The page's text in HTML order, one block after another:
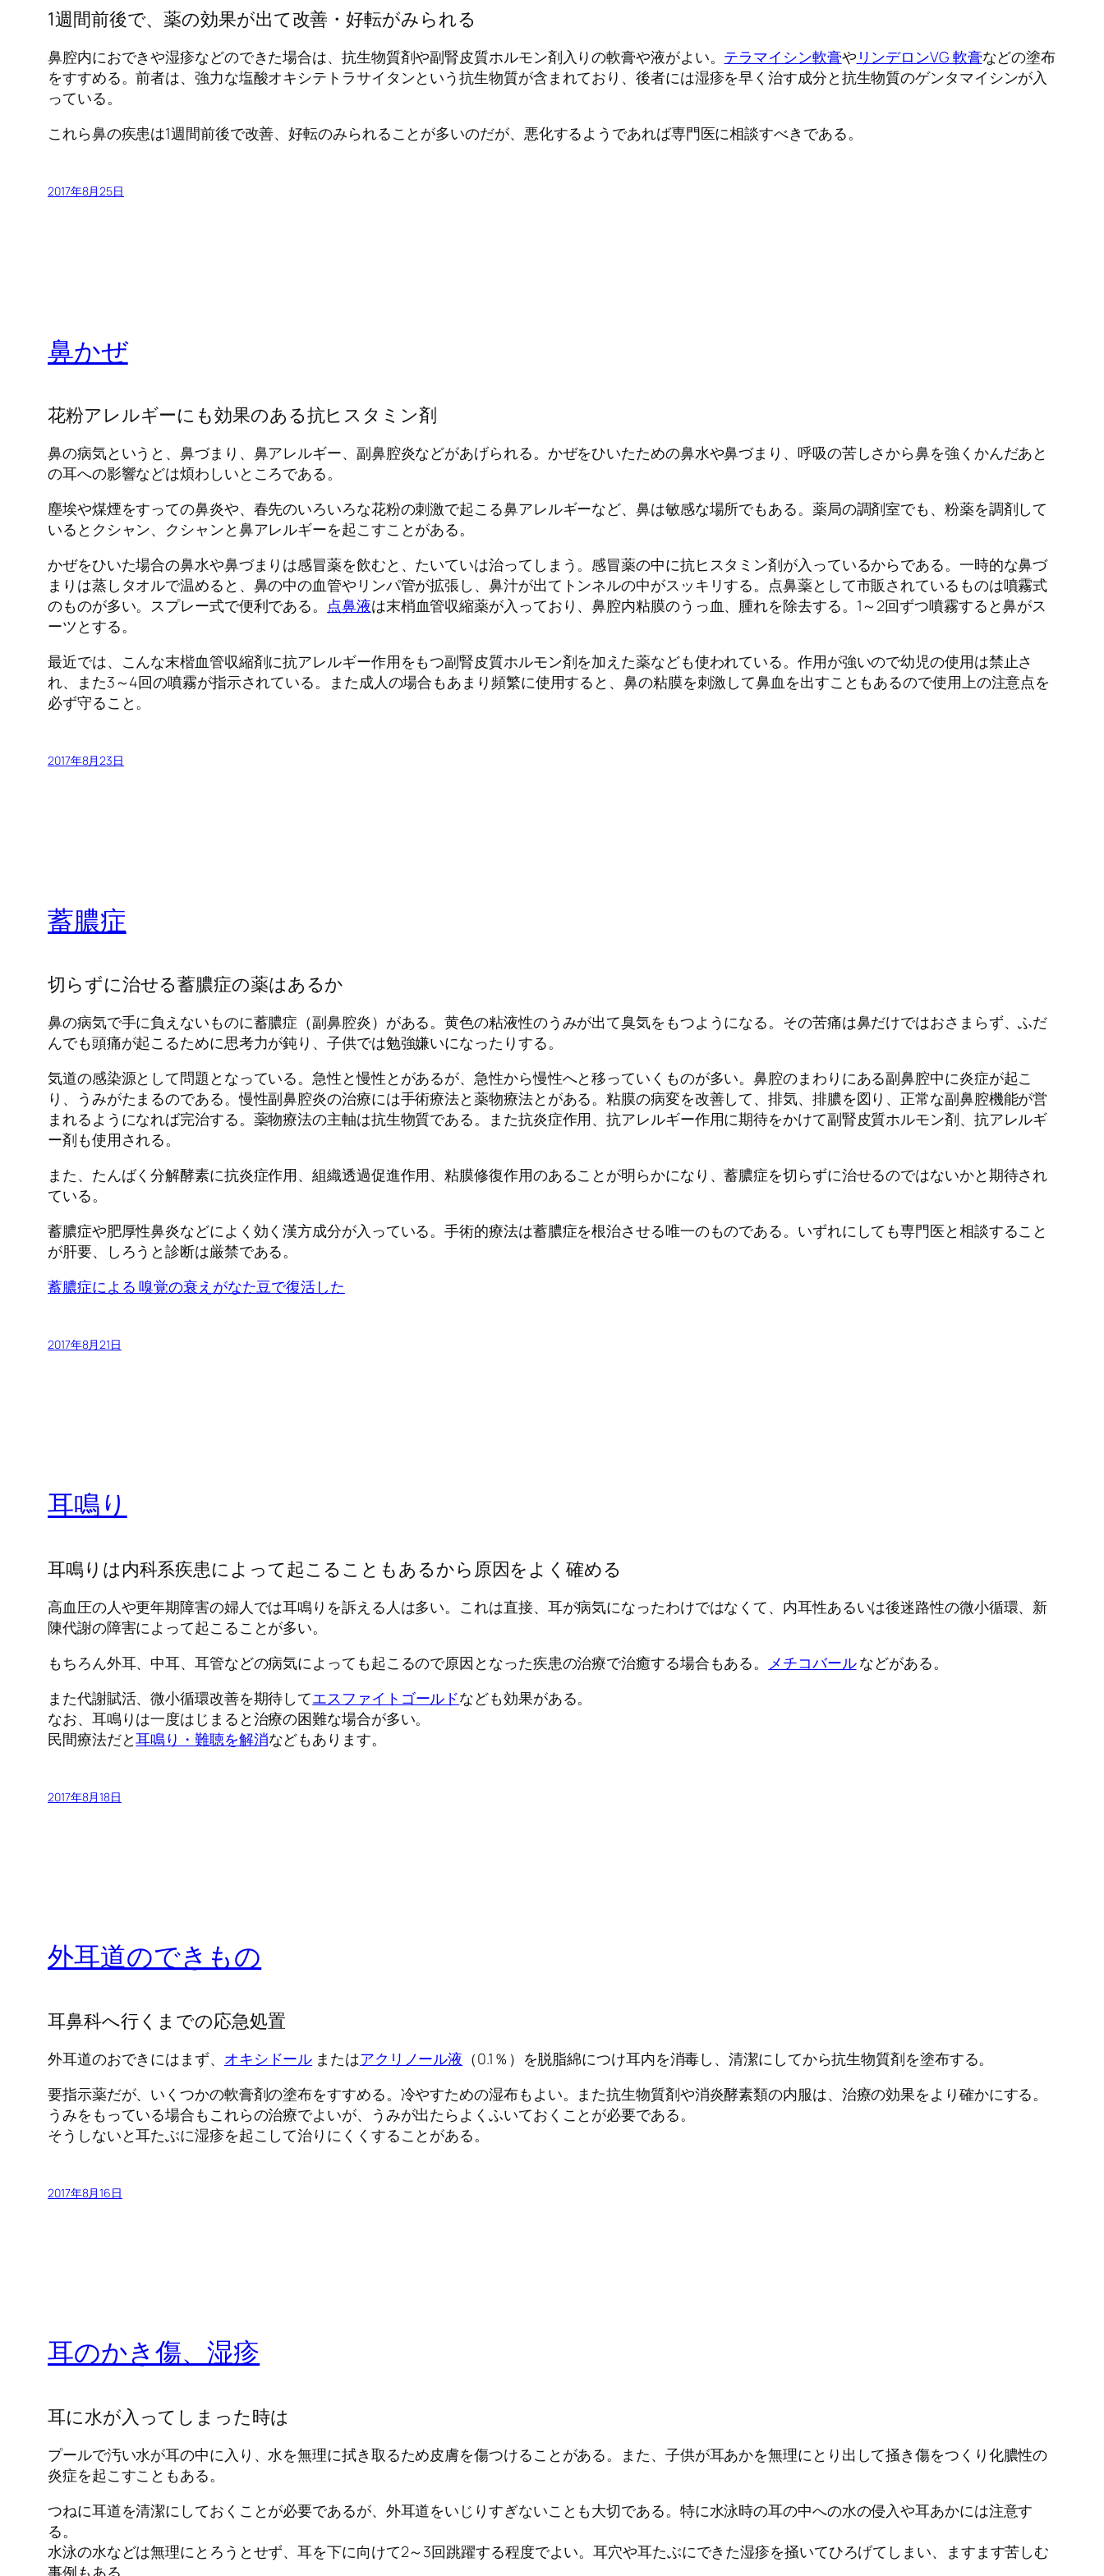
1週間前後で、薬の効果が出て改善・好転がみられる
鼻腔内におできや湿疹などのできた場合は、抗生物質剤や副腎皮質ホルモン剤入りの軟膏や液がよい。 テラマイシン軟膏や リンデロンVG 軟膏などの塗布
をすすめる。前者は、強力な塩酸オキシテトラサイタンという抗生物質が含まれており、後者には湿疹を早く治す成分と抗生物質のゲンタマイシンが入
っている。
これら鼻の疾患は1週間前後で改善、好転のみられることが多いのだが、悪化するようであれば専門医に相談すべきである。
2017年8月25日
鼻かぜ
花粉アレルギーにも効果のある抗ヒスタミン剤
鼻の病気というと、鼻づまり、鼻アレルギー、副鼻腔炎などがあげられる。かぜをひいたための鼻水や鼻づまり、呼吸の苦しさから鼻を強くかんだあと
の耳への影響などは煩わしいところである。
塵埃や煤煙をすっての鼻炎や、春先のいろいろな花粉の刺激で起こる鼻アレルギーなど、鼻は敏感な場所でもある。薬局の調剤室でも、粉薬を調剤して
いるとクシャン、クシャンと鼻アレルギーを起こすことがある。
かぜをひいた場合の鼻水や鼻づまりは感冒薬を飲むと、たいていは治ってしまう。感冒薬の中に抗ヒスタミン剤が入っているからである。一時的な鼻づ
まりは蒸しタオルで温めると、鼻の中の血管やリンパ管が拡張し、鼻汁が出てトンネルの中がスッキリする。点鼻薬として市販されているものは噴霧式
のものが多い。スプレー式で便利である。 点鼻液は末梢血管収縮薬が入っており、鼻腔内粘膜のうっ血、腫れを除去する。1～2回ずつ噴霧すると鼻がス
ーツとする。
最近では、こんな末楷血管収縮剤に抗アレルギー作用をもつ副腎皮質ホルモン剤を加えた薬なども使われている。作用が強いので幼児の使用は禁止さ
れ、また3～4回の噴霧が指示されている。また成人の場合もあまり頻繁に使用すると、鼻の粘膜を刺激して鼻血を出すこともあるので使用上の注意点を
必ず守ること。
2017年8月23日
蓄膿症
切らずに治せる蓄膿症の薬はあるか
鼻の病気で手に負えないものに蓄膿症（副鼻腔炎）がある。黄色の粘液性のうみが出て臭気をもつようになる。その苦痛は鼻だけではおさまらず、ふだ
んでも頭痛が起こるために思考力が鈍り、子供では勉強嫌いになったりする。
気道の感染源として問題となっている。急性と慢性とがあるが、急性から慢性へと移っていくものが多い。鼻腔のまわりにある副鼻腔中に炎症が起こ
り、うみがたまるのである。慢性副鼻腔炎の治療には手術療法と薬物療法とがある。粘膜の病変を改善して、排気、排膿を図り、正常な副鼻腔機能が営
まれるようになれば完治する。薬物療法の主軸は抗生物質である。また抗炎症作用、抗アレルギー作用に期待をかけて副腎皮質ホルモン剤、抗アレルギ
ー剤も使用される。
また、たんばく分解酵素に抗炎症作用、組織透過促進作用、粘膜修復作用のあることが明らかになり、蓄膿症を切らずに治せるのではないかと期待され
ている。
蓄膿症や肥厚性鼻炎などによく効く漢方成分が入っている。手術的療法は蓄膿症を根治させる唯一のものである。いずれにしても専門医と相談すること
が肝要、しろうと診断は厳禁である。
蓄膿症による 嗅覚の衰えがなた豆で復活した
2017年8月21日
耳鳴り
耳鳴りは内科系疾患によって起こることもあるから原因をよく確める
高血圧の人や更年期障害の婦人では耳鳴りを訴える人は多い。これは直接、耳が病気になったわけではなくて、内耳性あるいは後迷路性の微小循環、新
陳代謝の障害によって起こることが多い。
もちろん外耳、中耳、耳管などの病気によっても起こるので原因となった疾患の治療で治癒する場合もある。
メチコバールなどがある。
また代謝賦活、微小循環改善を期待してエスファイトゴールドなども効果がある。
なお、耳鳴りは一度はじまると治療の困難な場合が多い。
民間療法だと耳鳴り・難聴を解消などもあります。
2017年8月18日
外耳道のできもの
耳鼻科へ行くまでの応急処置
外耳道のおできにはまず、 オキシドール またはアクリノール液 （0.1％）を脱脂綿につけ耳内を消毒し、清潔にしてから抗生物質剤を塗布する。
要指示薬だが、いくつかの軟膏剤の塗布をすすめる。冷やすための湿布もよい。また抗生物質剤や消炎酵素類の内服は、治療の効果をより確かにする。
うみをもっている場合もこれらの治療でよいが、うみが出たらよくふいておくことが必要である。
そうしないと耳たぶに湿疹を起こして治りにくくすることがある。
2017年8月16日
耳のかき傷、湿疹
耳に水が入ってしまった時は
プールで汚い水が耳の中に入り、水を無理に拭き取るため皮膚を傷つけることがある。また、子供が耳あかを無理にとり出して掻き傷をつくり化膿性の
炎症を起こすこともある。
つねに耳道を清潔にしておくことが必要であるが、外耳道をいじりすぎないことも大切である。特に水泳時の耳の中への水の侵入や耳あかには注意す
る。
水泳の水などは無理にとろうとせず、耳を下に向けて2～3回跳躍する程度でよい。耳穴や耳たぶにできた湿疹を掻いてひろげてしまい、ますます苦しむ
事例もある。